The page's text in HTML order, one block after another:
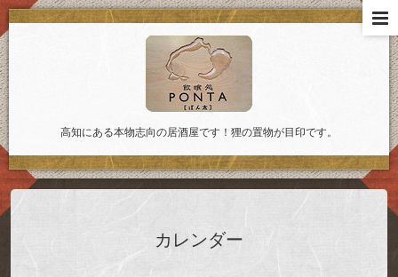
高知にある本物志向の居酒屋です！狸の置物が目印です。
カレンダー